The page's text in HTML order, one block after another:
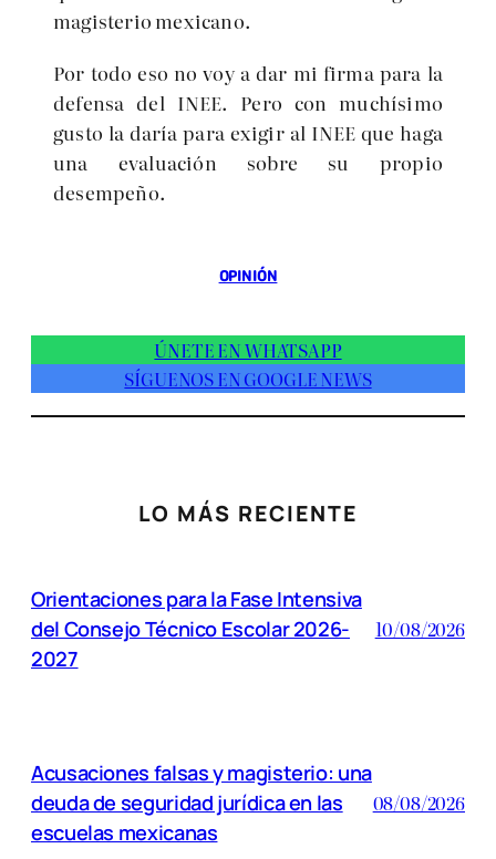
magisterio mexicano.
Por todo eso no voy a dar mi firma para la
defensa del INEE. Pero con muchísimo
gusto la daría para exigir al INEE que haga
una evaluación sobre su propio
desempeño.
OPINIÓN
ÚNETE EN WHATSAPP
SÍGUENOS EN GOOGLE NEWS
LO MÁS RECIENTE
Orientaciones para la Fase Intensiva
del Consejo Técnico Escolar 2026-
2027
10/08/2026
Acusaciones falsas y magisterio: una
deuda de seguridad jurídica en las
escuelas mexicanas
08/08/2026